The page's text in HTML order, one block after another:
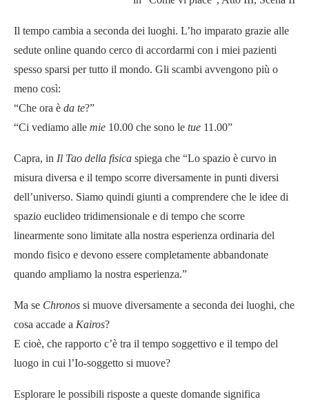
Il tempo cambia a seconda dei luoghi. L’ho imparato grazie alle
sedute online quando cerco di accordarmi con i miei pazienti
spesso sparsi per tutto il mondo. Gli scambi avvengono più o
meno così:
“Che ora è da te?”
“Ci vediamo alle mie 10.00 che sono le tue 11.00”
Capra, in Il Tao della fisica spiega che “Lo spazio è curvo in
misura diversa e il tempo scorre diversamente in punti diversi
dell’universo. Siamo quindi giunti a comprendere che le idee di
spazio euclideo tridimensionale e di tempo che scorre
linearmente sono limitate alla nostra esperienza ordinaria del
mondo fisico e devono essere completamente abbandonate
quando ampliamo la nostra esperienza.”
Ma se Chronos si muove diversamente a seconda dei luoghi, che
cosa accade a Kairos?
E cioè, che rapporto c’è tra il tempo soggettivo e il tempo del
luogo in cui l’Io-soggetto si muove?
Esplorare le possibili risposte a queste domande significa